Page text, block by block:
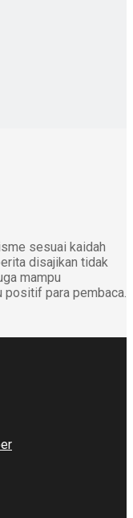
sesuai kaidah
disajikan tidak
mampu
para pembaca.